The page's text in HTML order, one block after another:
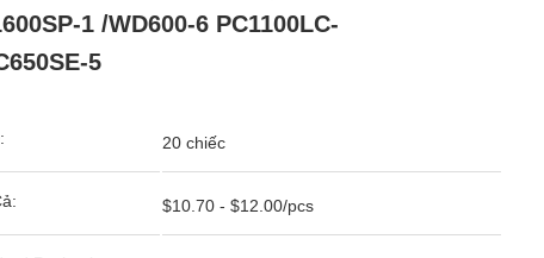
1 /WD600-6 PC1100LC-
5
20 chiếc
$10.70 - $12.00/pcs